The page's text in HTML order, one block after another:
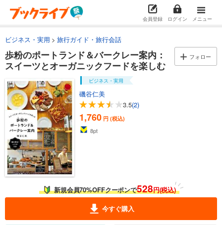
会員登録 ログイン メニュー
ビジネス・実用 旅行ガイド・旅行会話
歩粉のポートランド＆バークレー案内：
スイーツとオーガニックフードを楽しむ
フォロー
ビジネス・実用
磯谷仁美
3.5(2)
1,760 円 (税込)
8pt
新規会員70%OFFクーポンで528円(税込)
今すぐ購入